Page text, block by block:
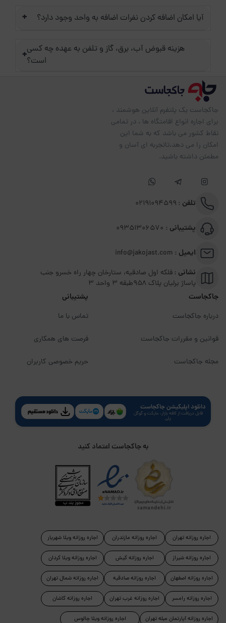
آیا امکان اضافه کردن نفرات اضافه به واحد وجود دارد؟ +
هزینه قبوض آب، برق، گاز و تلفن به عهده چه کسی
است؟+
جاکجاست یک پلتفرم آنلاین هوشمند ،
برای اجاره انواع اقامتگاه ها ، در تمامی
نقاط کشور می باشد که به شما این
امکان را می دهد،تاتجربه ای آسان و
مطمئن داشته باشید.
تلفن : 02191094599
پشتیبانی :
ایمیل :
نشانی :فلکه اول صادقیه، ستارخان چهار راه خسرو جنب
پاساژ برلیان پلاک ۹۵۸طبقه 3 واحد 3
جاکجاست
درباره جاکجاست
قوانین و مقررات جاکجاست
مجله جاکجاست
پشتیبانی
تماس با ما
فرصت های همکاری
حریم خصوصی کاربران
دانلود اپلیکیشن جاکجاست
قابل دریافت از کافه بازار، مایکت و گوگل
پلی
به جاکجاست اعتماد کنید
اجاره روزانه تهران
اجاره روزانه شیراز
اجاره روزانه اصفهان
اجاره روزانه رامسر
اجاره روزانه مازندران
اجاره روزانه کیش
اجاره روزانه صادقیه
اجاره روزانه غرب تهران
اجاره روزانه ویلا شهریار
اجاره روزانه ویلا کردان
اجاره روزانه شمال تهران
اجاره روزانه کاشان
اجاره روزانه آپارتمان مبله تهران اجاره روزانه ویلا چالوس